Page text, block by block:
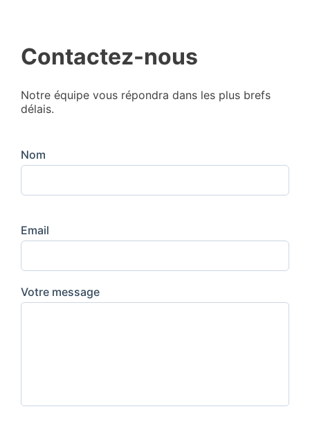
Contactez-nous
Notre équipe vous répondra dans les plus brefs
délais.
Nom
Email
Votre message